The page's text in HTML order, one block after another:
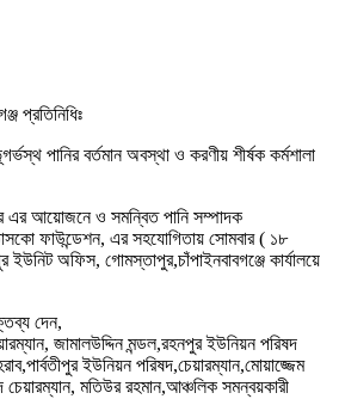
প্রতিনিধিঃ
পানির বর্তমান অবস্থা ও করণীয় শীর্ষক কর্মশালা
এর আয়োজনে ও সমন্বিত পানি সম্পাদক
ফাউন্ডেশন, এর সহযোগিতায় সোমবার ( ১৮
অফিস, গোমস্তাপুর,চাঁপাইনবাবগঞ্জে কার্যালয়ে
দেন,
জামালউদ্দিন মন্ডল,রহনপুর ইউনিয়ন পরিষদ
ইউনিয়ন পরিষদ,চেয়ারম্যান,মোয়াজ্জেম
মতিউর রহমান,আঞ্চলিক সমন্বয়কারী